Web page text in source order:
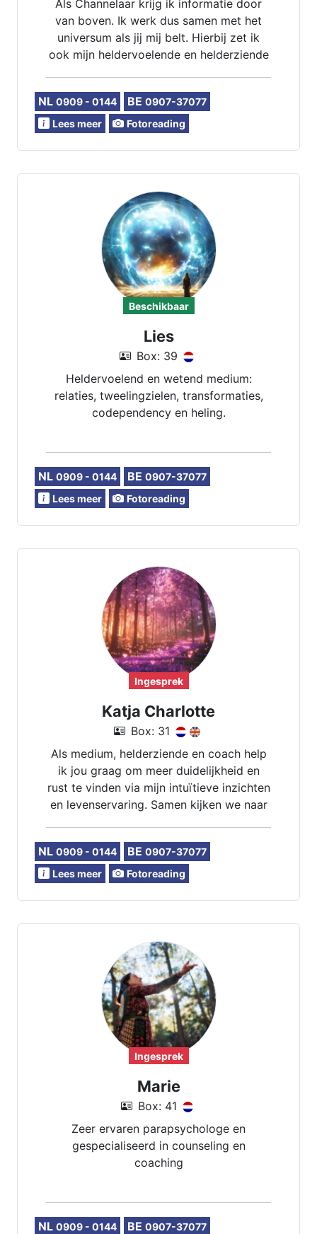
Als Channelaar krijg ik informatie door
van boven. Ik werk dus samen met het
universum als jij mij belt. Hierbij zet ik
ook mijn heldervoelende en helderziende
je pendelen.
NL 0909 - 0144 BE 0907-37077
Lees meer
Fotoreading
Beschikbaar
Lies
Box: 39
Heldervoelend en wetend medium:
relaties, tweelingzielen, transformaties,
codependency en heling.
NL 0909 - 0144 BE 0907-37077
Lees meer
Fotoreading
Ingesprek
Katja Charlotte
Box: 31
Als medium, helderziende en coach help
ik jou graag om meer duidelijkheid en
rust te vinden via mijn intuïtieve inzichten
en levenservaring. Samen kijken we naar
opnieuw vanuit gevoel en vertrouwen
keuzes kan maken die bij jou passen.
NL 0909 - 0144 BE 0907-37077
Lees meer
Fotoreading
Ingesprek
Marie
Box: 41
Zeer ervaren parapsychologe en
gespecialiseerd in counseling en
coaching
NL 0909 - 0144 BE 0907-37077